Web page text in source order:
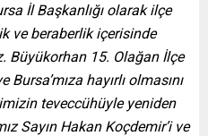
İl Başkanlığı olarak ilçe
ve beraberlik içerisinde
Büyükorhan 15. Olağan İlçe
hayırlı olmasını
teveccühüyle yeniden
Sayın Hakan Koçdemir’i ve